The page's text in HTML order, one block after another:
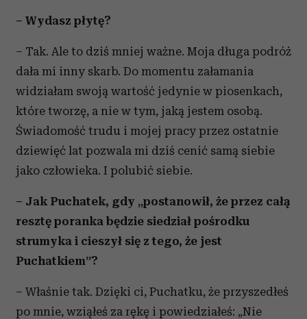
– Wydasz płytę?
– Tak. Ale to dziś mniej ważne. Moja długa podróż
dała mi inny skarb. Do momentu załamania
widziałam swoją wartość jedynie w piosenkach,
które tworzę, a nie w tym, jaką jestem osobą.
Świadomość trudu i mojej pracy przez ostatnie
dziewięć lat pozwala mi dziś cenić samą siebie
jako człowieka. I polubić siebie.
– Jak Puchatek, gdy „postanowił, że przez całą
resztę poranka będzie siedział pośrodku
strumyka i cieszył się z tego, że jest
Puchatkiem”?
– Właśnie tak. Dzięki ci, Puchatku, że przyszedłeś
po mnie, wziąłeś za rękę i powiedziałeś: „Nie